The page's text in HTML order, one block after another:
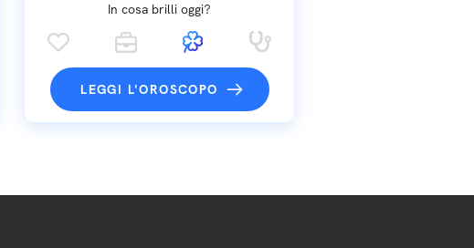
In cosa brilli oggi?
LEGGI L'OROSCOPO